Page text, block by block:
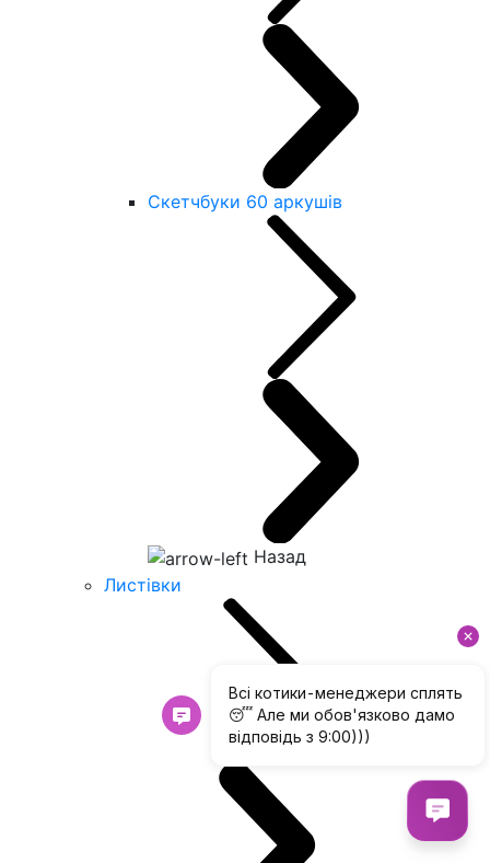
Скетчбуки 60 аркушів
Назад
Листівки